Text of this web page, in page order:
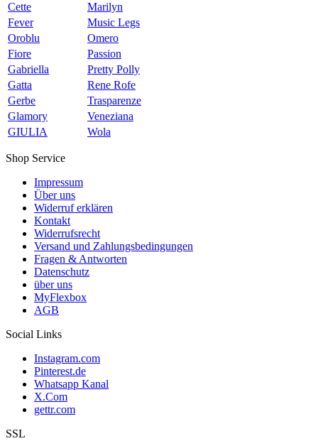
Cette
Marilyn
Fever
Music Legs
Oroblu
Omero
Fiore
Passion
Gabriella
Pretty Polly
Gatta
Rene Rofe
Gerbe
Trasparenze
Glamory
Veneziana
GIULIA
Wola
Shop Service
Impressum
Über uns
Widerruf erklären
Kontakt
Widerrufsrecht
Versand und Zahlungsbedingungen
Fragen & Antworten
Datenschutz
über uns
MyFlexbox
AGB
Social Links
Instagram.com
Pinterest.de
Whatsapp Kanal
X.Com
gettr.com
SSL